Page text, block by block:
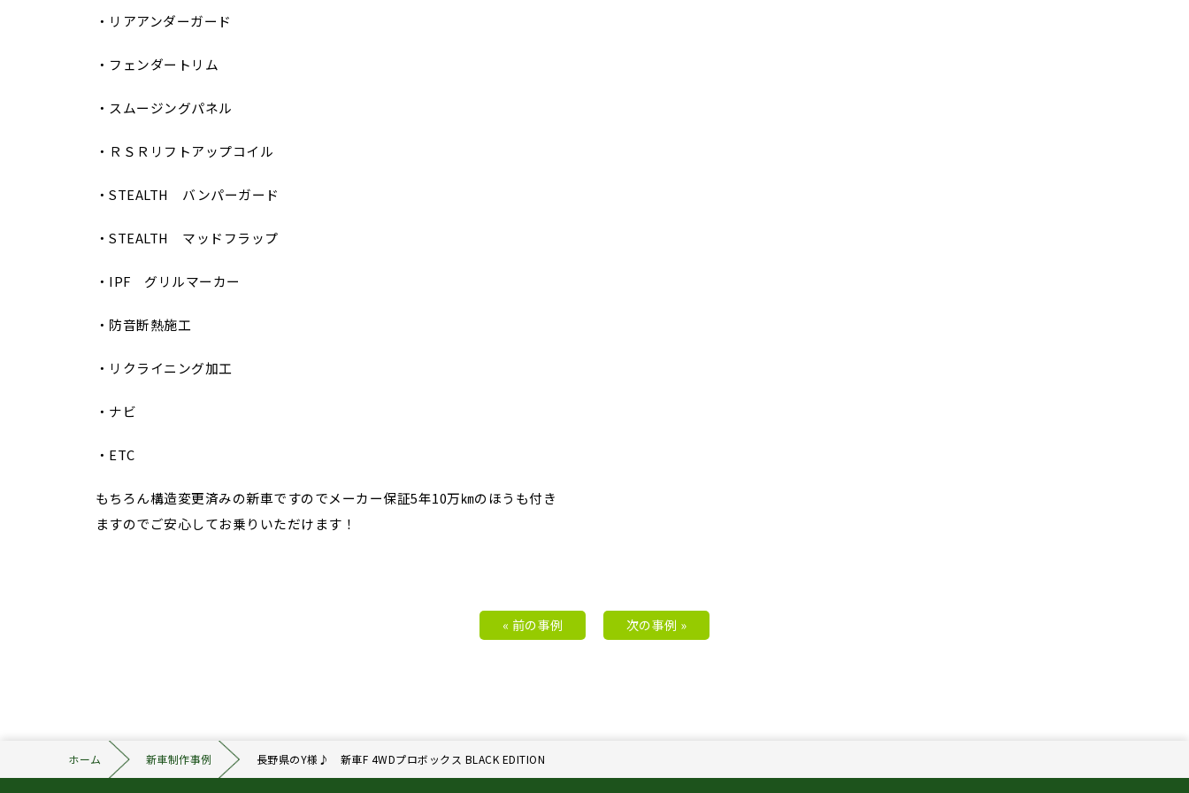
・リアアンダーガード
・フェンダートリム
・スムージングパネル
・ＲＳＲリフトアップコイル
・STEALTH バンパーガード
・STEALTH マッドフラップ
・IPF グリルマーカー
・防音断熱施工
・リクライニング加工
・ナビ
・ETC
もちろん構造変更済みの新車ですのでメーカー保証5年10万㎞のほうも付き
ますのでご安心してお乗りいただけます！
« 前の事例 次の事例 »
ホーム 新車制作事例 長野県のY様♪ 新車F 4WDプロボックス BLACK EDITION